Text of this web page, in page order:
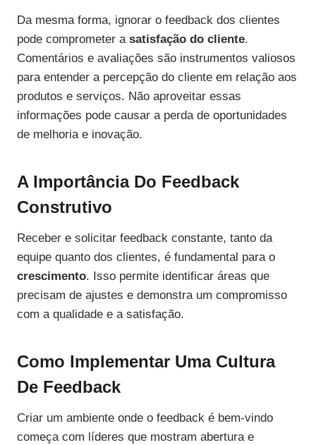
Da mesma forma, ignorar o feedback dos clientes
pode comprometer a satisfação do cliente.
Comentários e avaliações são instrumentos valiosos
para entender a percepção do cliente em relação aos
produtos e serviços. Não aproveitar essas
informações pode causar a perda de oportunidades
de melhoria e inovação.
A Importância Do Feedback
Construtivo
Receber e solicitar feedback constante, tanto da
equipe quanto dos clientes, é fundamental para o
crescimento. Isso permite identificar áreas que
precisam de ajustes e demonstra um compromisso
com a qualidade e a satisfação.
Como Implementar Uma Cultura
De Feedback
Criar um ambiente onde o feedback é bem-vindo
começa com líderes que mostram abertura e